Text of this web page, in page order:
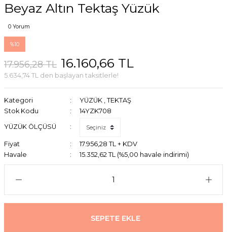
Beyaz Altın Tektaş Yüzük
0 Yorum
%10
17.956,28 TL 16.160,66 TL
5.634,74 TL den başlayan taksitlerle!
Kategori YÜZÜK , TEKTAŞ
Stok Kodu
14YZK708
YÜZÜK ÖLÇÜSÜ
Fiyat
17.956,28 TL + KDV
Havale
15.352,62 TL (%5,00 havale indirimi)
SEPETE EKLE